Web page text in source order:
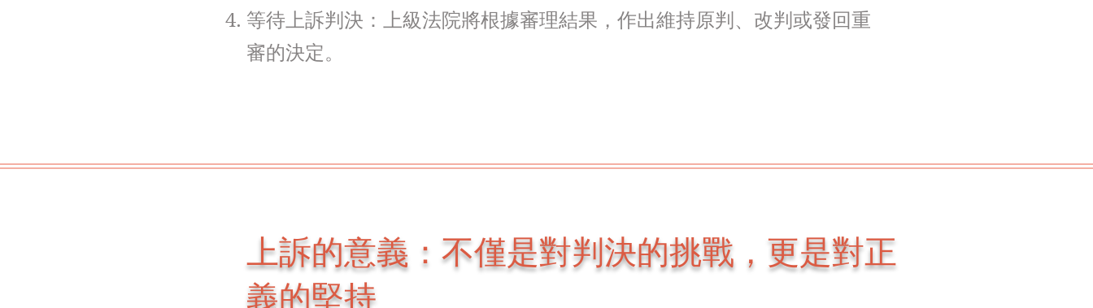
等待上訴判決：上級法院將根據審理結果，作出維持原判、改判或發回重
審的決定。
上訴的意義：不僅是對判決的挑戰，更是對正
義的堅持